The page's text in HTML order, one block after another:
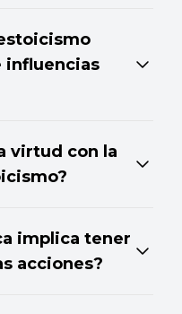
influencias
virtud con la
implica tener
acciones?